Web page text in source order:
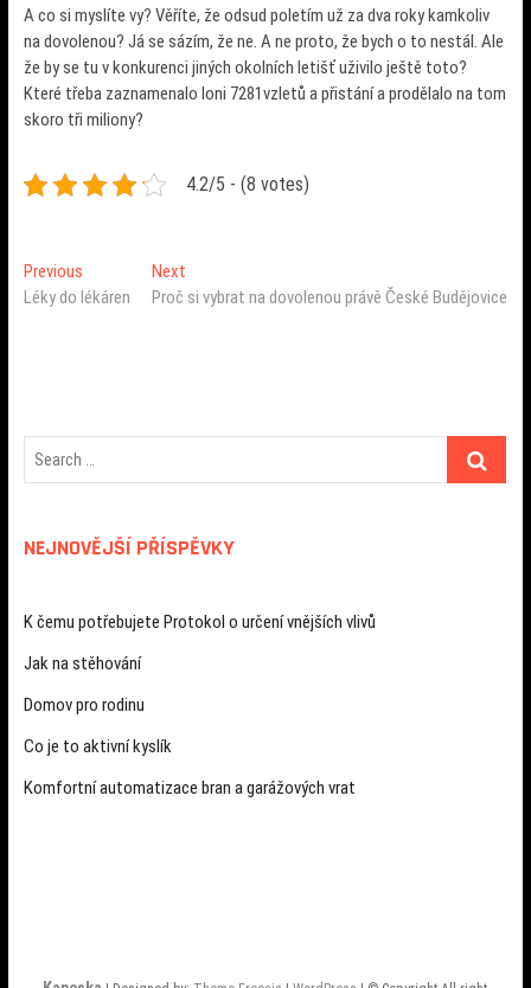
A co si myslíte vy? Věříte, že odsud poletím už za dva roky kamkoliv
na dovolenou? Já se sázím, že ne. A ne proto, že bych o to nestál. Ale
že by se tu v konkurenci jiných okolních letišť uživilo ještě toto?
Které třeba zaznamenalo loni 7281vzletů a přistání a prodělalo na tom
skoro tři miliony?
4.2/5 - (8 votes)
Navigace
pro
PreviousPrevious
post:
Léky do lékáren
Next
post:
Proč si vybrat na dovolenou právě České Budějovice
NEJNOVĚJŠÍ PŘÍSPĚVKY
K čemu potřebujete Protokol o určení vnějších vlivů
Jak na stěhování
Domov pro rodinu
Co je to aktivní kyslík
Komfortní automatizace bran a garážových vrat